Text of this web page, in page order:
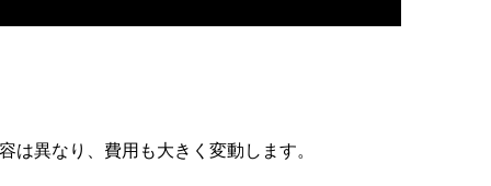
異なり、費用も大きく変動します。